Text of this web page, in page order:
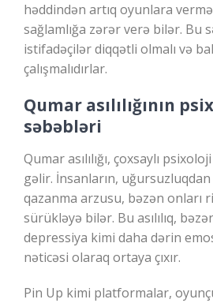
həddindən artıq oyunlara
sağlamlığa zərər verə bilər. Bu
istifadəçilər diqqətli olmalı və
çalışmalıdırlar.
Qumar asılılığının
səbəbləri
Qumar asılılığı, çoxsaylı
gəlir. İnsanların,
qazanma arzusu, bəzən onları
sürükləyə bilər. Bu asılılıq,
depressiya kimi daha dərin
nəticəsi olaraq ortaya çıxır.
Pin Up kimi platformalar,